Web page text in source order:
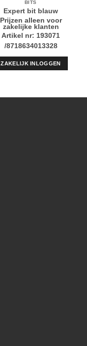
BITS
Expert bit blauw
Prijzen alleen voor
zakelijke klanten
Artikel nr: 193071
/8718634013328
ZAKELIJK INLOGGEN